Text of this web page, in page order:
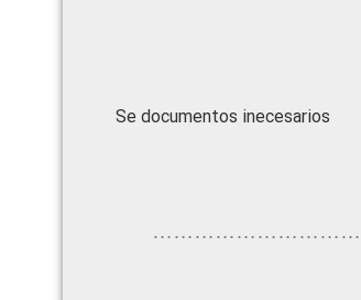
Se documentos inecesarios